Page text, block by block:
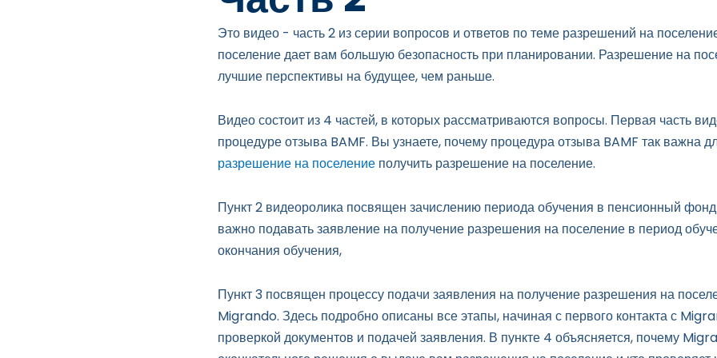
Это видео - часть 2 из серии вопросов и ответов по теме разрешений на
поселение дает вам большую безопасность при планировании. Разрешение на
лучшие перспективы на будущее, чем раньше.
Видео состоит из 4 частей, в которых рассматриваются вопросы. Первая часть
процедуре отзыва BAMF. Вы узнаете, почему процедура отзыва BAMF так важна
разрешение на поселение получить разрешение на поселение.
Пункт 2 видеоролика посвящен зачислению периода обучения в пенсионный
важно подавать заявление на получение разрешения на поселение в период
окончания обучения,
Пункт 3 посвящен процессу подачи заявления на получение разрешения на
Migrando. Здесь подробно описаны все этапы, начиная с первого контакта с
проверкой документов и подачей заявления. В пункте 4 объясняется, почему